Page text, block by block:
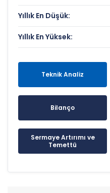
Yıllık En Düşük:
Yıllık En Yüksek:
Teknik Analiz
Bilanço
Sermaye Artırımı ve
Temettü